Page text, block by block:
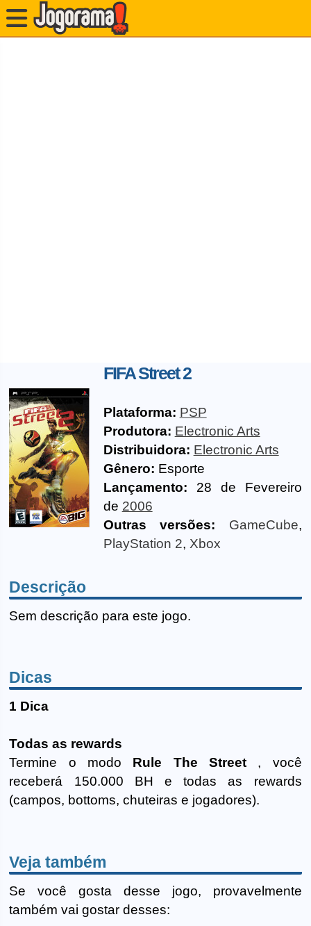
FIFA Street 2
Plataforma: PSP
Produtora: Electronic Arts
Distribuidora: Electronic Arts
Gênero: Esporte
Lançamento: 28 de Fevereiro
de 2006
Outras versões:
GameCube,
PlayStation 2, Xbox
Descrição
Sem descrição para este jogo.
Dicas
1 Dica
Todas as rewards
Termine o modo Rule The Street, você
receberá 150.000 BH e todas as rewards
(campos, bottoms, chuteiras e jogadores).
Veja também
Se você gosta desse jogo, provavelmente
também vai gostar desses: